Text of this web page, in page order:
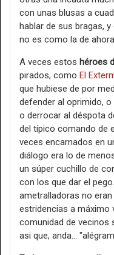
con unas blusas a
hablar de sus bragas,
no es como la de
A veces estos héroes
pirados, como El
que hubiese de por
defender al oprimido,
o derrocar al déspota
del típico comando de
veces encarnados en
diálogo era lo de
un súper cuchillo de
con los que dar el
ametralladoras no
estridencias a máximo
comunidad de vecinos
asi que, anda...